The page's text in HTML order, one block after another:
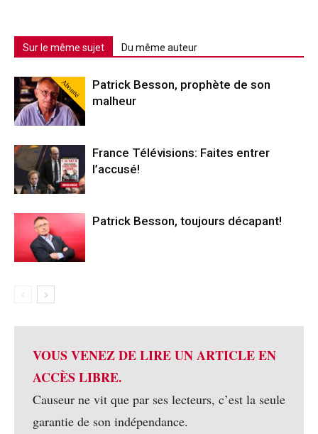
Sur le même sujet Du même auteur
Abonné
Patrick Besson, prophète de son
malheur
France Télévisions: Faites entrer
l’accusé!
Patrick Besson, toujours décapant!
VOUS VENEZ DE LIRE UN ARTICLE EN
ACCÈS LIBRE.
Causeur ne vit que par ses lecteurs, c’est la seule
garantie de son indépendance.